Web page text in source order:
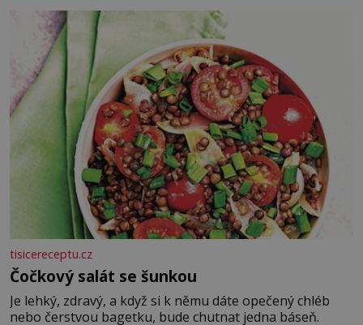
tisicereceptu.cz
Čočkový salát se šunkou
Je lehký, zdravý, a když si k němu dáte opečený chléb
nebo čerstvou bagetku, bude chutnat jedna báseň.